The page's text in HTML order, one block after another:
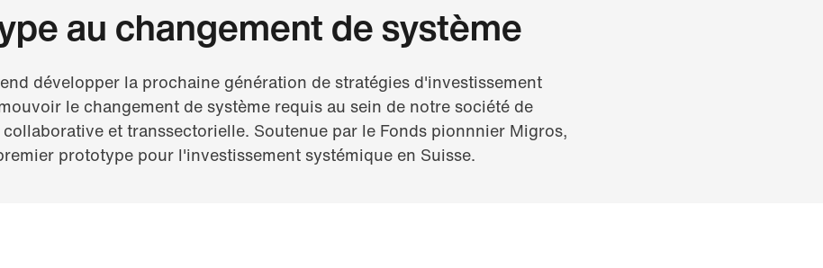
au changement de système
développer la prochaine génération de stratégies d'investissement
le changement de système requis au sein de notre société de
et transsectorielle. Soutenue par le Fonds pionnnier Migros,
prototype pour l'investissement systémique en Suisse.